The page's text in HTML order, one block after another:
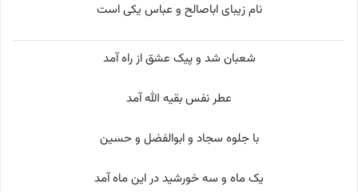
نام زیبای اباصالح و عباس یکی است
شعبان شد و پیک عشق از راه آمد
عطر نفس بقیه الله آمد
با جلوه سجاد و ابوالفضل و حسین
یک ماه و سه خورشید در این ماه آمد